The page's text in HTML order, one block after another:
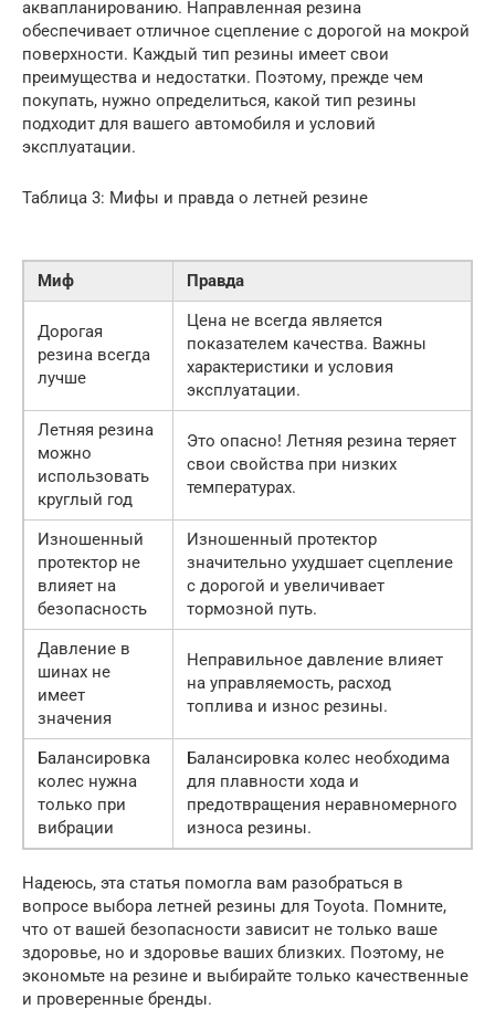
аквапланированию. Направленная резина
обеспечивает отличное сцепление с дорогой на мокрой
поверхности. Каждый тип резины имеет свои
преимущества и недостатки. Поэтому, прежде чем
покупать, нужно определиться, какой тип резины
подходит для вашего автомобиля и условий
эксплуатации.
Таблица 3: Мифы и правда о летней резине
Миф Правда
Дорогая
резина всегда
лучше
Цена не всегда является
показателем качества. Важны
характеристики и условия
эксплуатации.
Летняя резина
можно
использовать
круглый год
Это опасно! Летняя резина теряет
свои свойства при низких
температурах.
Изношенный
протектор не
влияет на
безопасность
Изношенный протектор
значительно ухудшает сцепление
с дорогой и увеличивает
тормозной путь.
Давление в
шинах не
имеет
значения
Неправильное давление влияет
на управляемость, расход
топлива и износ резины.
Балансировка
колес нужна
только при
вибрации
Балансировка колес необходима
для плавности хода и
предотвращения неравномерного
износа резины.
Надеюсь, эта статья помогла вам разобраться в
вопросе выбора летней резины для Toyota. Помните,
что от вашей безопасности зависит не только ваше
здоровье, но и здоровье ваших близких. Поэтому, не
экономьте на резине и выбирайте только качественные
и проверенные бренды.